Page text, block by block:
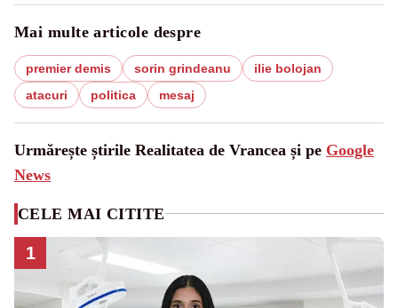
Mai multe articole despre
premier demis sorin grindeanu
ilie bolojan
atacuri
politica mesaj
Urmărește știrile Realitatea de Vrancea și pe Google
News
CELE MAI CITITE
1